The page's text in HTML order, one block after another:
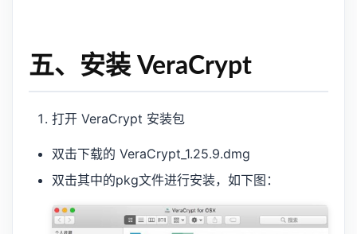
五、安装 VeraCrypt
打开 VeraCrypt 安装包
双击下载的 VeraCrypt_1.25.9.dmg
双击其中的pkg文件进行安装，如下图：